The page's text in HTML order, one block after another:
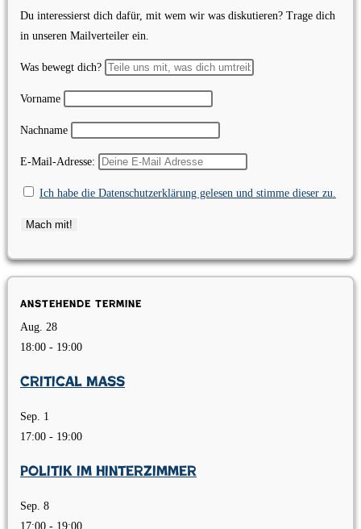
Du interessierst dich dafür, mit wem wir was diskutieren? Trage dich
in unseren Mailverteiler ein.
Was bewegt dich?
Vorname
Nachname
E-Mail-Adresse:
Ich habe die Datenschutzerklärung gelesen und stimme dieser zu.
Anstehende Termine
Aug. 28
18:00 - 19:00
Critical Mass
Sep. 1
17:00 - 19:00
Politik im Hinterzimmer
Sep. 8
17:00 - 19:00